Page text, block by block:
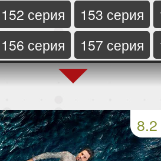
152 серия 153 серия
156 серия 157 серия
160 серия 161 серия
164 серия 165 серия
168 серия 169 серия
8.2